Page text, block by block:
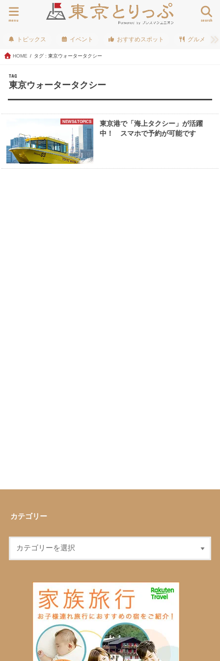
search
menu
トピックス イベント おすすめスポット グルメ
HOME タグ : 東京ウォータータクシー
TAG
東京ウォータータクシー
NEWS&TOPICS
東京港で「海上タクシー」が活躍
中！ スマホで予約が可能です
カテゴリー